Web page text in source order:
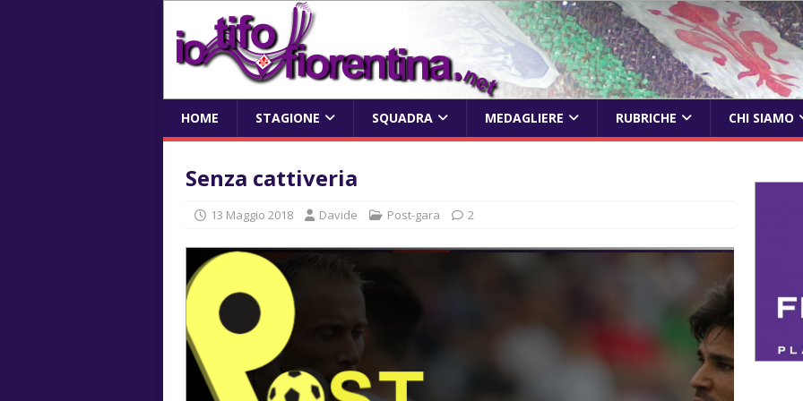
HOME STAGIONE SQUADRA MEDAGLIERE RUBRICHE CHI SIAMO
Senza cattiveria
13 Maggio 2018 Davide Post-gara 2